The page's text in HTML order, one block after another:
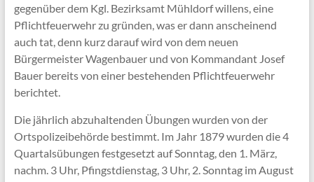
gegenüber dem Kgl. Bezirksamt Mühldorf willens, eine
Pflichtfeuerwehr zu gründen, was er dann anscheinend
auch tat, denn kurz darauf wird von dem neuen
Bürgermeister Wagenbauer und von Kommandant Josef
Bauer bereits von einer bestehenden Pflichtfeuerwehr
berichtet.
Die jährlich abzuhaltenden Übungen wurden von der
Ortspolizeibehörde bestimmt. Im Jahr 1879 wurden die 4
Quartalsübungen festgesetzt auf Sonntag, den 1. März,
nachm. 3 Uhr, Pfingstdienstag, 3 Uhr, 2. Sonntag im August